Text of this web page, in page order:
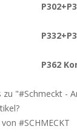
P362
zu "#Schmeckt -
#SCHMECKT